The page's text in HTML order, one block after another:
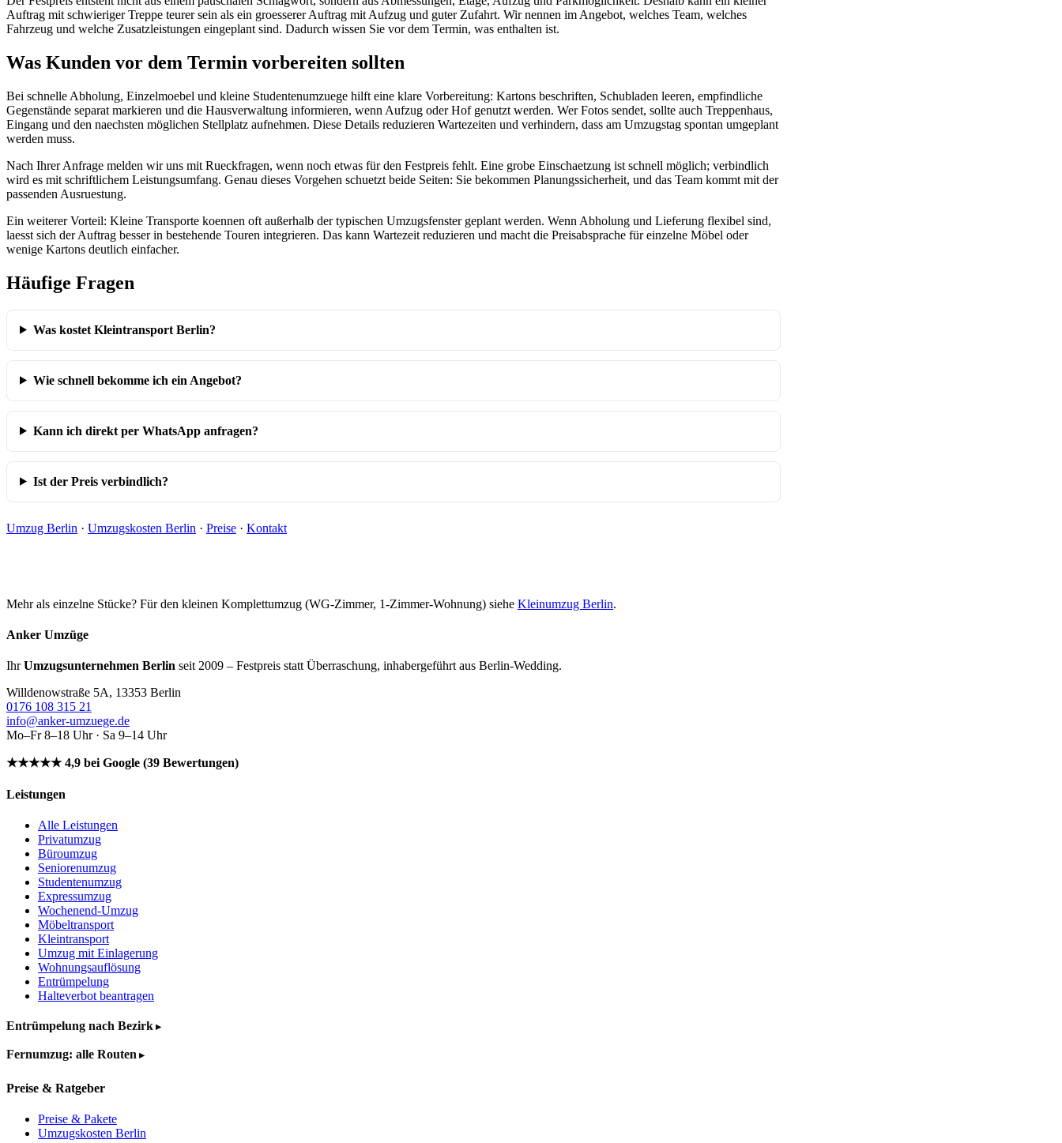
Auftrag mit schwieriger Treppe teurer sein als ein groesserer Auftrag mit Aufzug und guter Zufahrt. Wir nennen im Angebot, welches Team, welches
Fahrzeug und welche Zusatzleistungen eingeplant sind. Dadurch wissen Sie vor dem Termin, was enthalten ist.
Was Kunden vor dem Termin vorbereiten sollten
Bei schnelle Abholung, Einzelmoebel und kleine Studentenumzuege hilft eine klare Vorbereitung: Kartons beschriften, Schubladen leeren, empfindliche
Gegenstände separat markieren und die Hausverwaltung informieren, wenn Aufzug oder Hof genutzt werden. Wer Fotos sendet, sollte auch Treppenhaus,
Eingang und den naechsten möglichen Stellplatz aufnehmen. Diese Details reduzieren Wartezeiten und verhindern, dass am Umzugstag spontan umgeplant
werden muss.
Nach Ihrer Anfrage melden wir uns mit Rueckfragen, wenn noch etwas für den Festpreis fehlt. Eine grobe Einschaetzung ist schnell möglich; verbindlich
wird es mit schriftlichem Leistungsumfang. Genau dieses Vorgehen schuetzt beide Seiten: Sie bekommen Planungssicherheit, und das Team kommt mit der
passenden Ausruestung.
Ein weiterer Vorteil: Kleine Transporte koennen oft außerhalb der typischen Umzugsfenster geplant werden. Wenn Abholung und Lieferung flexibel sind,
laesst sich der Auftrag besser in bestehende Touren integrieren. Das kann Wartezeit reduzieren und macht die Preisabsprache für einzelne Möbel oder
wenige Kartons deutlich einfacher.
Häufige Fragen
Was kostet Kleintransport Berlin?
Wie schnell bekomme ich ein Angebot?
Kann ich direkt per WhatsApp anfragen?
Ist der Preis verbindlich?
Umzug Berlin · Umzugskosten Berlin · Preise · Kontakt
Mehr als einzelne Stücke? Für den kleinen Komplettumzug (WG-Zimmer, 1-Zimmer-Wohnung) siehe Kleinumzug Berlin.
Anker Umzüge
IhrUmzugsunternehmen Berlin seit 2009 – Festpreis statt Überraschung, inhabergeführt aus Berlin-Wedding.
Willdenowstraße 5A, 13353 Berlin
0176 108 315 21
info@anker-umzuege.de
Mo–Fr 8–18 Uhr · Sa 9–14 Uhr
★★★★★ 4,9 bei Google (39 Bewertungen)
Leistungen
Alle Leistungen
Privatumzug
Büroumzug
Seniorenumzug
Studentenumzug
Expressumzug
Wochenend-Umzug
Möbeltransport
Kleintransport
Umzug mit Einlagerung
Wohnungsauflösung
Entrümpelung
Halteverbot beantragen
Entrümpelung nach Bezirk
Fernumzug: alle Routen
Preise & Ratgeber
Preise & Pakete
Umzugskosten Berlin